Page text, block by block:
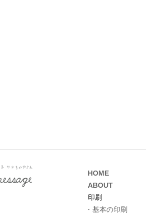
HOME
ABOUT
印刷
・基本の印刷